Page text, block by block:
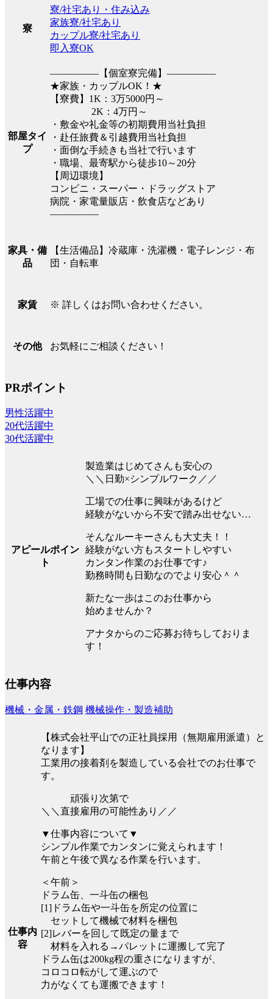
寮
寮/社宅あり・住み込み
家族寮/社宅あり
カップル寮/社宅あり
即入寮OK
部屋タイ
プ
―――――【個室寮完備】―――――
★家族・カップルOK！★
【寮費】1K：3万5000円～
2K：4万円～
・敷金や礼金等の初期費用当社負担
・赴任旅費＆引越費用当社負担
・面倒な手続きも当社で行います
・職場、最寄駅から徒歩10～20分
【周辺環境】
コンビニ・スーパー・ドラッグストア
病院・家電量販店・飲食店などあり
―――――
家具・備
品
【生活備品】冷蔵庫・洗濯機・電子レンジ・布
団・自転車
家賃 ※ 詳しくはお問い合わせください。
その他 お気軽にご相談ください！
PRポイント
男性活躍中
20代活躍中
30代活躍中
アピールポイン
ト
製造業はじめてさんも安心の
＼＼日勤×シンプルワーク／／
工場での仕事に興味があるけど
経験がないから不安で踏み出せない…
そんなルーキーさんも大丈夫！！
経験がない方もスタートしやすい
カンタン作業のお仕事です♪
勤務時間も日勤なのでより安心＾＾
新たな一歩はこのお仕事から
始めませんか？
アナタからのご応募お待ちしておりま
す！
仕事内容
機械・金属・鉄鋼 機械操作・製造補助
仕事内
容
【株式会社平山での正社員採用（無期雇用派遣）と
なります】
工業用の接着剤を製造している会社でのお仕事で
す。
頑張り次第で
＼＼直接雇用の可能性あり／／
▼仕事内容について▼
シンプル作業でカンタンに覚えられます！
午前と午後で異なる作業を行います。
＜午前＞
ドラム缶、一斗缶の梱包
[1]ドラム缶や一斗缶を所定の位置に
セットして機械で材料を梱包
[2]レバーを回して既定の量まで
材料を入れる→パレットに運搬して完了
ドラム缶は200kg程の重さになりますが、
コロコロ転がして運ぶので
力がなくても運搬できます！